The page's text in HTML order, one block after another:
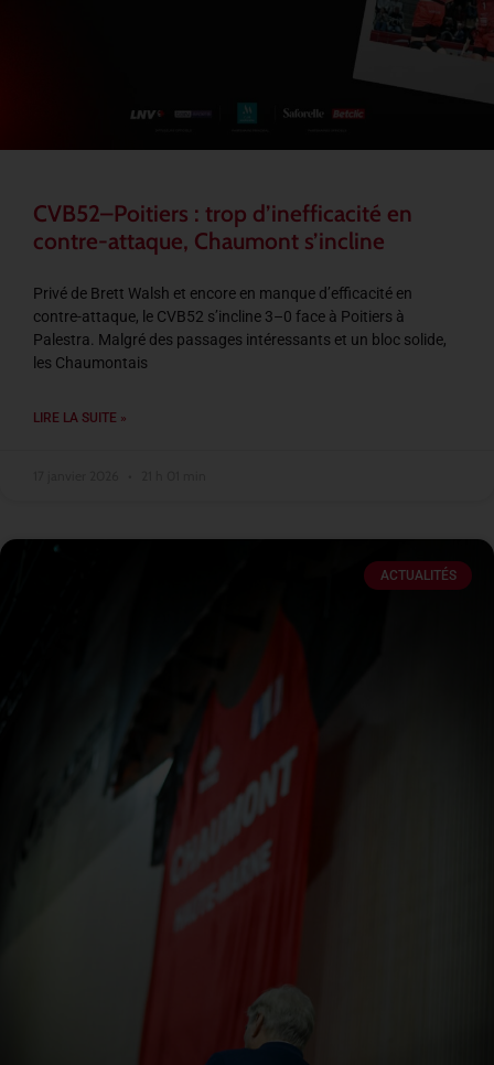
CVB52–Poitiers : trop d’inefficacité en
contre-attaque, Chaumont s’incline
Privé de Brett Walsh et encore en manque d’efficacité en
contre-attaque, le CVB52 s’incline 3–0 face à Poitiers à
Palestra. Malgré des passages intéressants et un bloc solide,
les Chaumontais
LIRE LA SUITE »
ACTUALITÉS